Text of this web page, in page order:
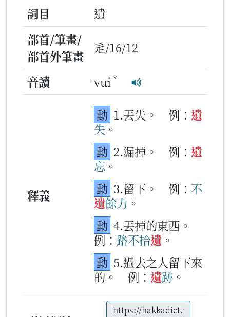
詞目
遺
部首/筆畫/
部首外筆畫
辵/16/12
音讀 vui ˇ
釋義
動 1.丟失。 例： 遺
失。
動 2.漏掉。 例： 遺
忘。
動 3.留下。 例： 不
遺餘力 。
動 4.丟掉的東西。
例： 路不拾遺 。
動 5.過去之人留下來
的。
例： 遺跡 。